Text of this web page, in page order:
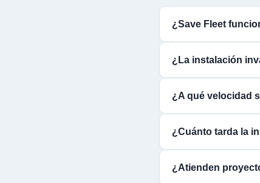
¿Save Fleet
¿La instalación
¿A qué velocidad
¿Cuánto tarda la
¿Atienden